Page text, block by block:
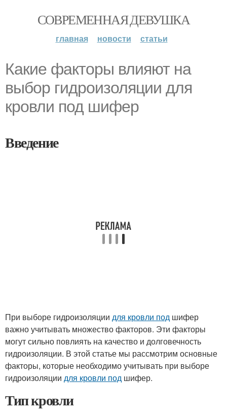
СОВРЕМЕННАЯ ДЕВУШКА
главная новости статьи
Какие факторы влияют на
выбор гидроизоляции для
кровли под шифер
Введение
При выборе гидроизоляции для кровли под шифер
важно учитывать множество факторов. Эти факторы
могут сильно повлиять на качество и долговечность
гидроизоляции. В этой статье мы рассмотрим основные
факторы, которые необходимо учитывать при выборе
гидроизоляции для кровли под шифер.
Тип кровли